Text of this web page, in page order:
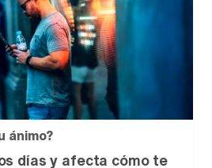
ánimo?
días y afecta cómo te